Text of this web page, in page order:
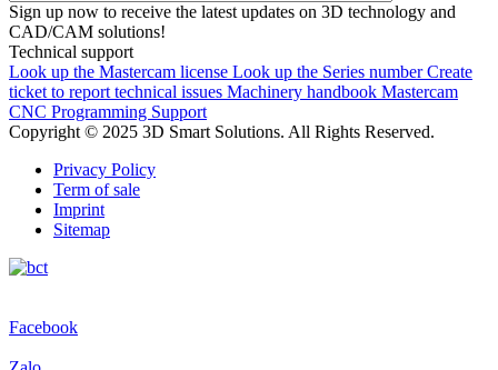
Sign up now to receive the latest updates on 3D technology and
CAD/CAM solutions!
Technical support
Look up the Mastercam license Look up the Series number Create
ticket to report technical issues Machinery handbook Mastercam
CNC Programming Support
Copyright © 2025 3D Smart Solutions. All Rights Reserved.
Privacy Policy
Term of sale
Imprint
Sitemap
Facebook